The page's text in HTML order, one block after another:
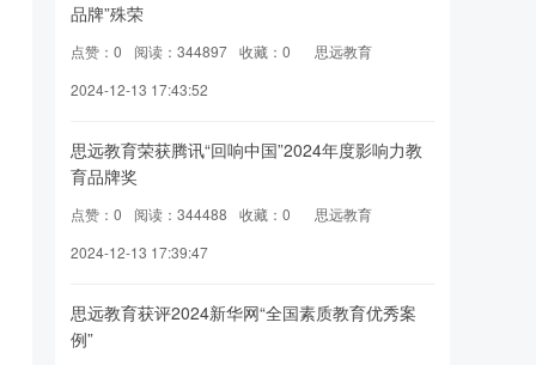
品牌”殊荣
点赞：0 阅读：344897 收藏：0
思远教育
2024-12-13 17:43:52
思远教育荣获腾讯“回响中国”2024年度影响力教
育品牌奖
点赞：0 阅读：344488 收藏：0
思远教育
2024-12-13 17:39:47
思远教育获评2024新华网“全国素质教育优秀案
例”